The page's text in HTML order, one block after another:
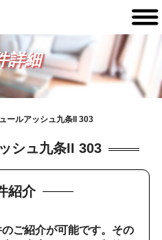
詳細
ルアッシュ九条II 303
シュ九条II 303
紹介
ご紹介が可能です。その